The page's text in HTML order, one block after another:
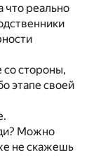
что реально
стороны,
этапе своей
Можно
не скажешь